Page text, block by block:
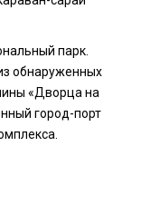
парк.
обнаруженных
«Дворца на
город-порт